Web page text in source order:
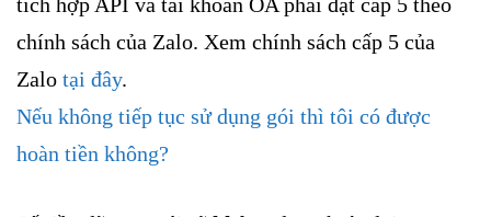
chính sách của Zalo. Xem chính sách cấp 5 của
Zalo tại đây.
Nếu không tiếp tục sử dụng gói thì tôi có được
hoàn tiền không?